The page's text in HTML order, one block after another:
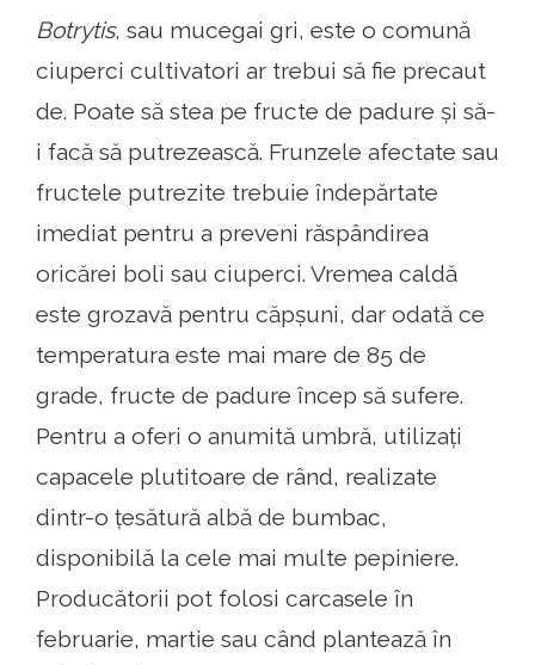
Botrytis, sau mucegai gri, este o comună
ciuperci cultivatori ar trebui să fie precaut
de. Poate să stea pe fructe de padure și să-
i facă să putrezească. Frunzele afectate sau
fructele putrezite trebuie îndepărtate
imediat pentru a preveni răspândirea
oricărei boli sau ciuperci. Vremea caldă
este grozavă pentru căpșuni, dar odată ce
temperatura este mai mare de 85 de
grade, fructe de padure încep să sufere.
Pentru a oferi o anumită umbră, utilizați
capacele plutitoare de rând, realizate
dintr-o țesătură albă de bumbac,
disponibilă la cele mai multe pepiniere.
Producătorii pot folosi carcasele în
februarie, martie sau când plantează în